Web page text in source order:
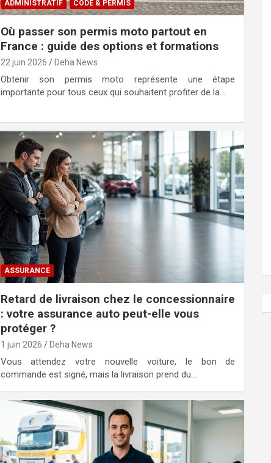
ADMINISTRATIF CODE & PERMIS
Où passer son permis moto partout en
France : guide des options et formations
22 juin 2026 Deha News
Obtenir son permis moto représente une étape
importante pour tous ceux qui souhaitent profiter de la…
ASSURANCE
Retard de livraison chez le concessionnaire
: votre assurance auto peut-elle vous
protéger ?
1 juin 2026 Deha News
Vous attendez votre nouvelle voiture, le bon de
commande est signé, mais la livraison prend du…